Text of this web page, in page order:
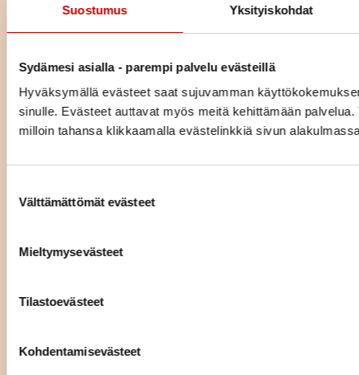
Suostumus Yksityiskohdat
Sydämesi asialla - parempi palvelu evästeillä
Hyväksymällä evästeet saat sujuvamman
sinulle. Evästeet auttavat myös meitä kehittämään palvelua.
milloin tahansa klikkaamalla evästelinkkiä sivun
Välttämättömät evästeet
Mieltymysevästeet
Tilastoevästeet
Kohdentamisevästeet
LUE ARTIKKELI
Terveysmittauksia Kampin
palvelukeskuksessa
Luontokuntosalin liikkeitä
LUE ARTIKKELI
Sydänfysioterapeutin ohjeet